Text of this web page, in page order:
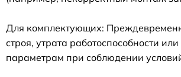
Для комплектующих:
строя, утрата работоспособности
параметрам при соблюдении